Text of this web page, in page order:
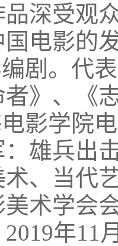
深受观
电影的
剧。代
》、《
影学院
：雄兵出
、当代
术学会
年11